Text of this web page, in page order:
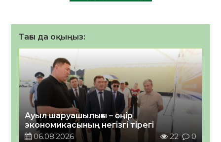
Тағы да оқыңыз:
Ауыл шаруашылығы – өңір
экономикасының негізгі тірегі
06.08.2026
22 0